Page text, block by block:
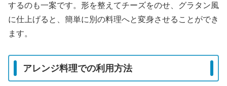
するのも一案です。形を整えてチーズをのせ、グラタン風
に仕上げると、簡単に別の料理へと変身させることができ
ます。
アレンジ料理での利用方法